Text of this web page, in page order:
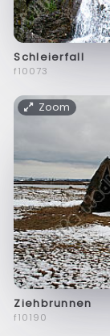
Schleierfall
f10073
Zoom
Ziehbrunnen
f10190